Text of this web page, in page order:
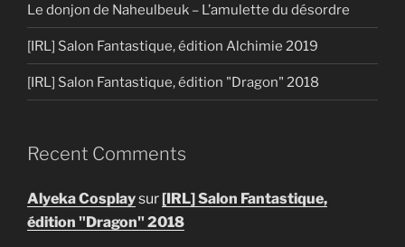
Le donjon de Naheulbeuk – L’amulette du désordre
[IRL] Salon Fantastique, édition Alchimie 2019
[IRL] Salon Fantastique, édition "Dragon" 2018
Recent Comments
Alyeka Cosplaysur[IRL] Salon Fantastique,
édition "Dragon" 2018